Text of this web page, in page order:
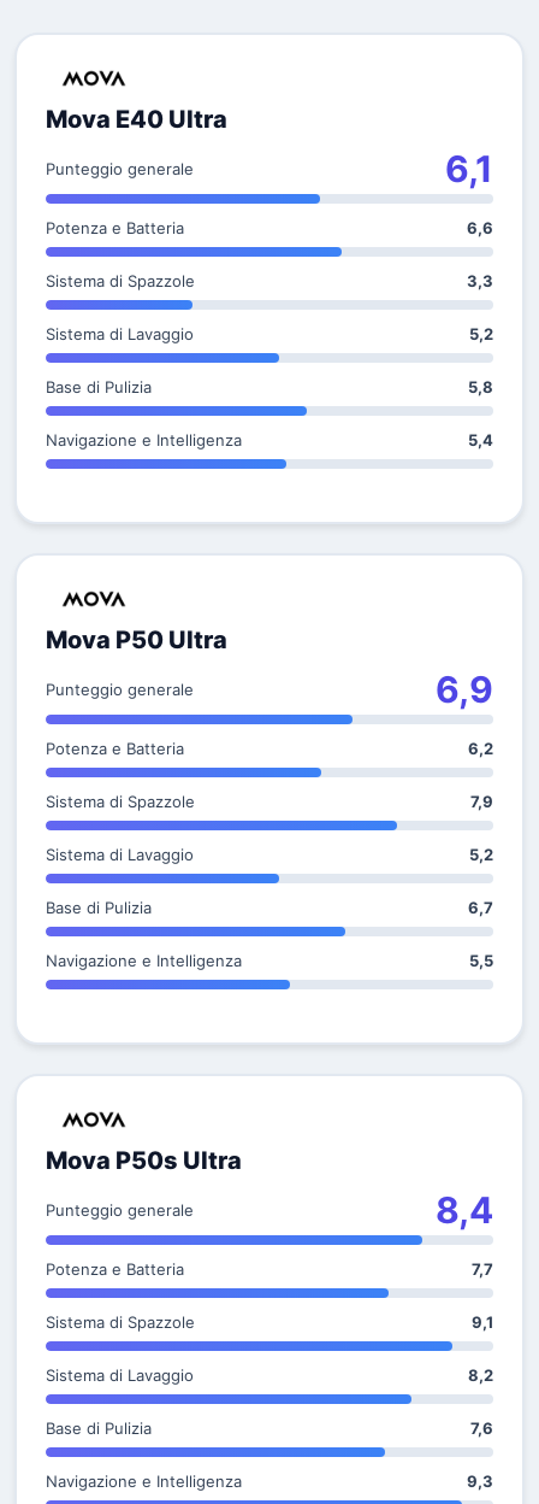
Mova E40 Ultra
Punteggio generale 6,1
Potenza e Batteria 6,6
Sistema di Spazzole 3,3
Sistema di Lavaggio 5,2
Base di Pulizia 5,8
Navigazione e Intelligenza 5,4
Mova P50 Ultra
Punteggio generale 6,9
Potenza e Batteria 6,2
Sistema di Spazzole 7,9
Sistema di Lavaggio 5,2
Base di Pulizia 6,7
Navigazione e Intelligenza 5,5
Mova P50s Ultra
Punteggio generale 8,4
Potenza e Batteria 7,7
Sistema di Spazzole 9,1
Sistema di Lavaggio 8,2
Base di Pulizia 7,6
Navigazione e Intelligenza 9,3